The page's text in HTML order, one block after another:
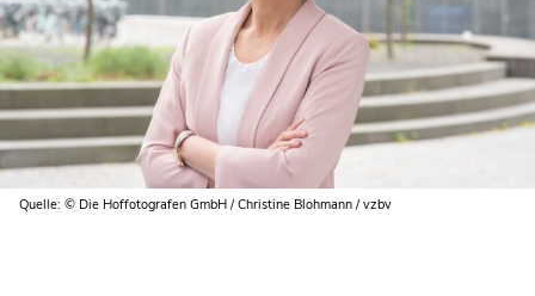
Quelle: © Die Hoffotografen GmbH / Christine Blohmann / vzbv